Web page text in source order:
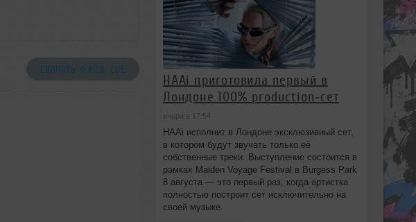
СКАЧАТЬ ФАЙЛ .CUE
HAAi приготовила первый в
Лондоне 100% production‑сет
вчера в 17:54
HAAi исполнит в Лондоне эксклюзивный сет,
в котором будут звучать только её
собственные треки. Выступление состоится в
рамках Maiden Voyage Festival в Burgess Park
8 августа — это первый раз, когда артистка
полностью построит сет исключительно на
своей музыке.